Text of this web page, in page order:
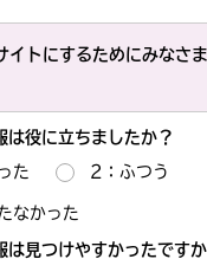
イトにするためにみなさ
は役に立ちましたか？
た 2：ふつう
なかった
は見つけやすかったです